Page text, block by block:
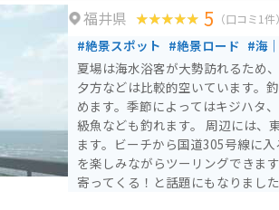
福井県 5 （口コミ1件）
#絶景スポット #絶景ロード #海
夏場は海水浴客が大勢訪れるため
夕方などは比較的空いています。
めます。季節によってはキジハタ
級魚なども釣れます。 周辺には、東尋坊や温泉施設などもあり
ます。ビーチから国道305号線に
を楽しみながらツーリングできま
寄ってくる！と話題にもなりまし